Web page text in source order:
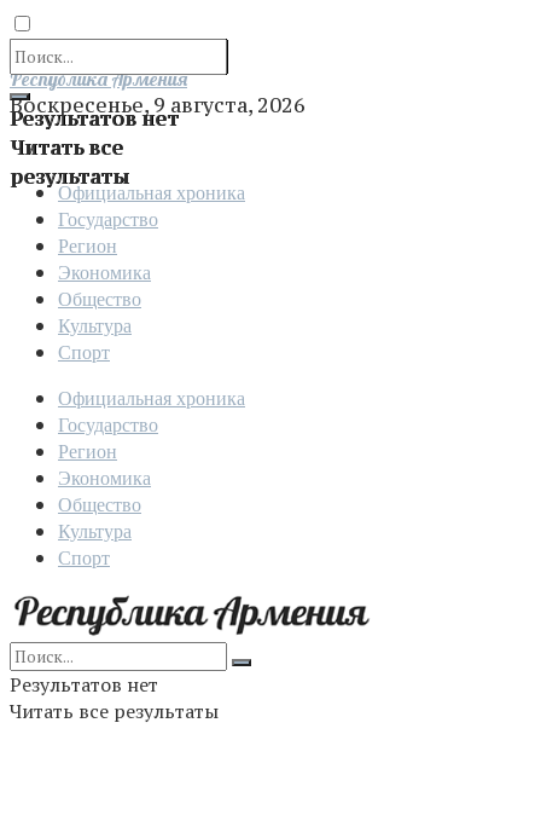
Результатов нет
Читать все
результаты
Отправить
Республика Армения
Воскресенье, 9 августа, 2026
Официальная хроника
Государство
Регион
Экономика
Общество
Культура
Спорт
Официальная хроника
Государство
Регион
Экономика
Общество
Культура
Спорт
Результатов нет
Читать все результаты